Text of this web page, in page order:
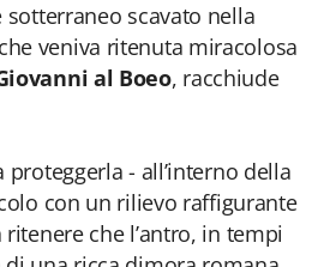
scavato nella
veniva ritenuta miracolosa
al Boeo, racchiude
proteggerla - all’interno della
con un rilievo raffigurante
che l’antro, in tempi